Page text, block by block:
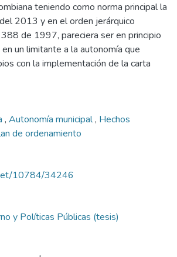
teniendo como norma principal la
2013 y en el orden jerárquico
de 1997, pareciera ser en principio
un limitante a la autonomía que
con la implementación de la carta
, Autonomía municipal, Hechos
de ordenamiento
10784/34246
y Políticas Públicas (tesis)